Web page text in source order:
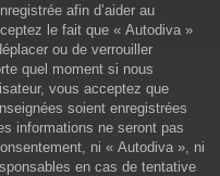
afin d’aider au
le fait que « Autodiva »
ou de verrouiller
quel moment si nous
vous acceptez que
soient enregistrées
informations ne seront pas
ni « Autodiva », ni
en cas de tentative